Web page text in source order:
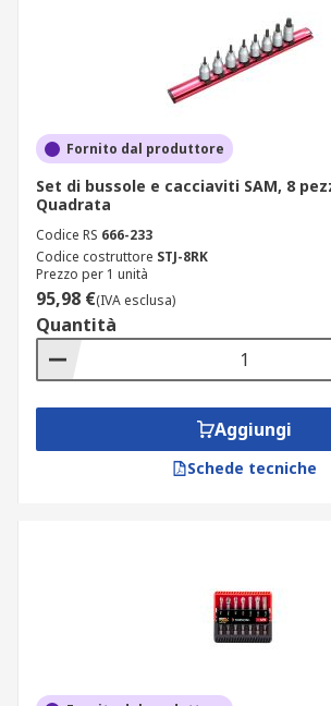
Fornito dal produttore
Set di bussole e cacciaviti SAM, 8
Quadrata
Codice RS 666-233
Codice costruttore STJ-8RK
Prezzo per 1 unità
95,98 €(IVA esclusa)
Quantità
Aggiungi
Schede tecniche